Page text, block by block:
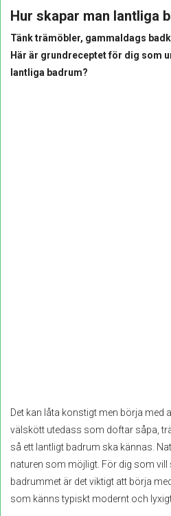
Hur skapar man lantliga
Tänk trämöbler, gammaldags
Här är grundreceptet för dig som
lantliga badrum?
Det kan låta konstigt men börja med
välskött utedass som doftar såpa,
så ett lantligt badrum ska kännas.
naturen som möjligt. För dig som vill
badrummet är det viktigt att börja
som känns typiskt modernt och